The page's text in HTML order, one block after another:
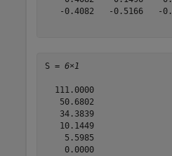
-0.4082   -0.5166   -
S = 6×1
  111.0000
   50.6802
   34.3839
   10.1449
    5.5985
    0.0000